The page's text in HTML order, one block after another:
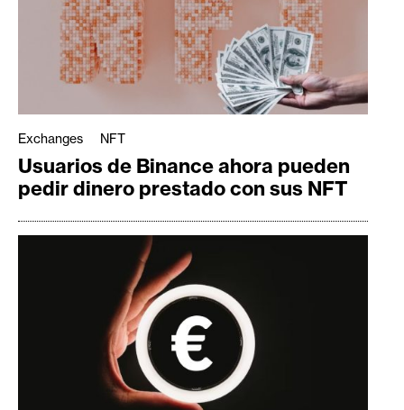
Exchanges NFT
Usuarios de Binance ahora pueden
pedir dinero prestado con sus NFT